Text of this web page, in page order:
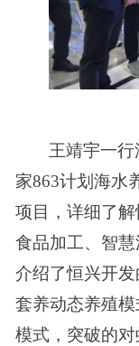
王靖宇一
家863计划海水
项目，详细了解
食品加工、智
介绍了恒兴开发
套养动态养殖模
模式，突破的